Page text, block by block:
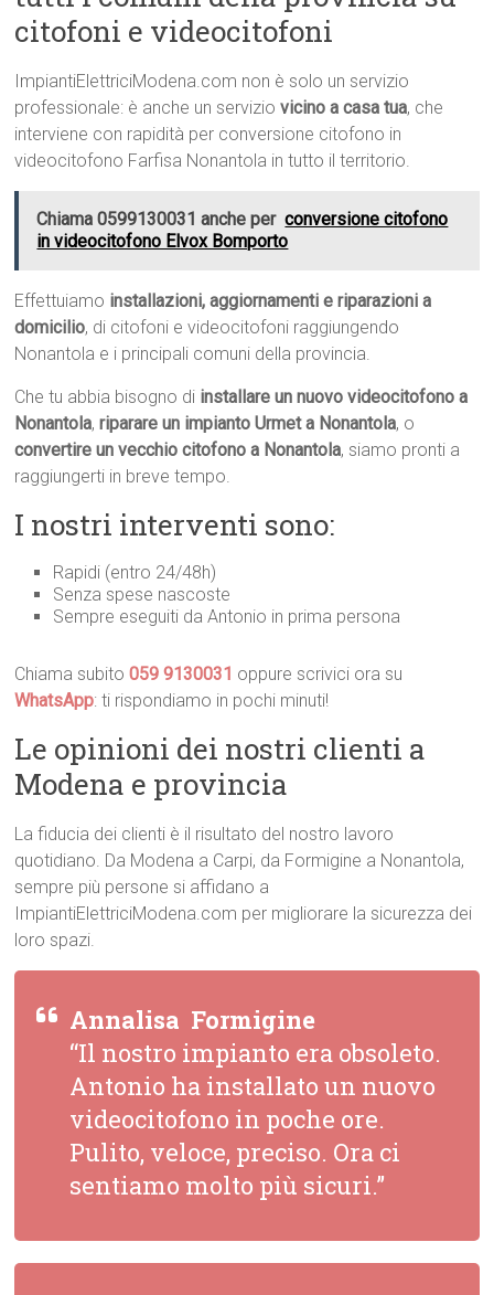
citofoni e videocitofoni
ImpiantiElettriciModena.com non è solo un servizio
professionale: è anche un serviziovicino a casa tua, che
interviene con rapidità per conversione citofono in
videocitofono Farfisa Nonantola in tutto il territorio.
Chiama 0599130031 anche per conversione citofono
in videocitofono Elvox Bomporto
Effettuiamo installazioni, aggiornamenti e riparazioni a
domicilio, di citofoni e videocitofoni raggiungendo
Nonantola e i principali comuni della provincia.
Che tu abbia bisogno di installare un nuovo videocitofono a
Nonantola,riparare un impianto Urmet a Nonantola, o
convertire un vecchio citofono a Nonantola, siamo pronti a
raggiungerti in breve tempo.
I nostri interventi sono:
Rapidi (entro 24/48h)
Senza spese nascoste
Sempre eseguiti da Antonio in prima persona
Chiama subito059 9130031 oppure scrivici ora su
WhatsApp: ti rispondiamo in pochi minuti!
Le opinioni dei nostri clienti a
Modena e provincia
La fiducia dei clienti è il risultato del nostro lavoro
quotidiano. Da Modena a Carpi, da Formigine a Nonantola,
sempre più persone si affidano a
ImpiantiElettriciModena.com per migliorare la sicurezza dei
loro spazi.
Annalisa  Formigine
“Il nostro impianto era obsoleto.
Antonio ha installato un nuovo
videocitofono in poche ore.
Pulito, veloce, preciso. Ora ci
sentiamo molto più sicuri.”